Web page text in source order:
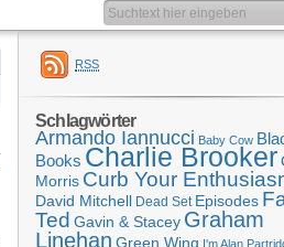
RSS
Schlagwörter
Armando Iannucci Baby Cow
Books Charlie Brooker
Morris Curb Your
David Mitchell Dead Set Episodes
Ted Gavin & Stacey Graham
Linehan Green Wing I'm Alan